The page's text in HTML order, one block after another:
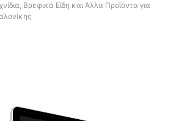
Βρεφικά Είδη και Άλλα Προϊόντα για